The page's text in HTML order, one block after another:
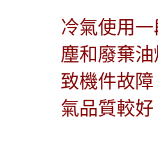
冷氣使用
塵和廢棄
致機件故
氣品質較